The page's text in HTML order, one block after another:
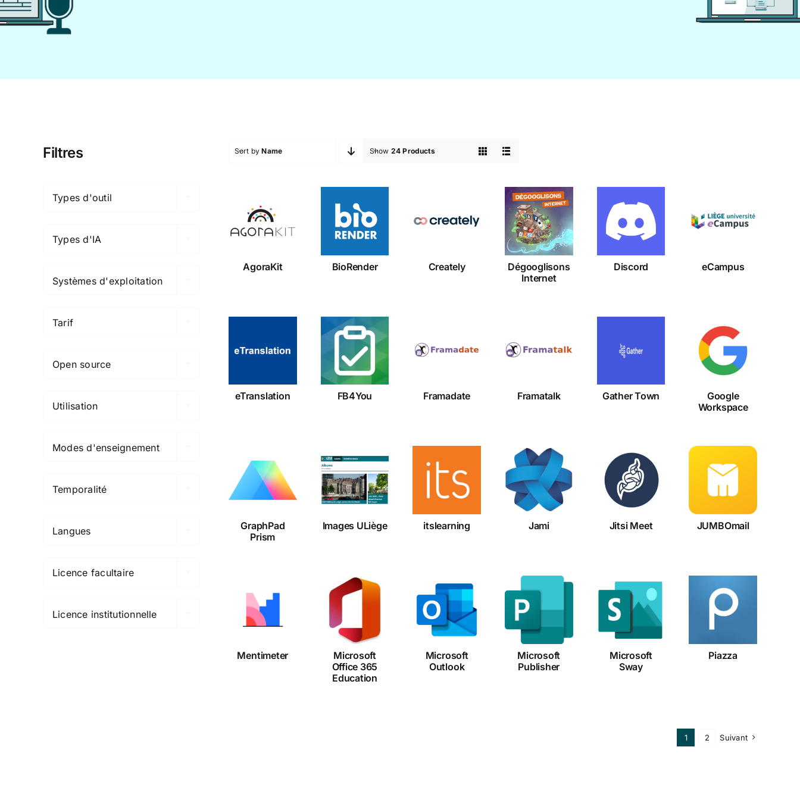
Filtres
Types d'outil
Types d'IA
Systèmes d'exploitation
Tarif
Open source
Utilisation
Modes d'enseignement
Temporalité
Langues
Licence facultaire
Licence institutionnelle
Sort byName Show 24 Products
AgoraKit
AgoraKit
BioRender
BioRender
Creately
Creately
Dégooglisons
Internet
Dégooglisons
Internet
Discord
Discord
eCampus
eCampus
eTranslation
eTranslation
FB4You
FB4You
Framadate
Framadate
Framatalk
Framatalk
Gather
Town
Gather Town
Google
Workspace
Google
Workspace
GraphPad
Prism
GraphPad
Prism
Images
ULiège
Images ULiège
itslearning
itslearning
Jami
Jami
Jitsi
Meet
Jitsi Meet
JUMBOmail
JUMBOmail
Mentimeter
Mentimeter
Microsoft
Office
365
Education
Microsoft
Office 365
Education
Microsoft
Outlook
Microsoft
Outlook
Microsoft
Publisher
Microsoft
Publisher
Microsoft
Sway
Microsoft
Sway
Piazza
Piazza
1 2 Suivant